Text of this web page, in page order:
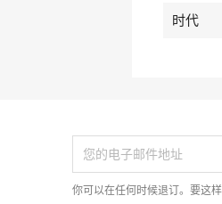
时代
你可以在任何时候退订。要这